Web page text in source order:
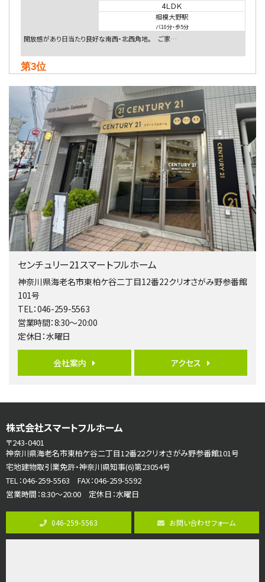
4ＬＤＫ
相模大野駅
バ10分・歩5分
開放感があり日当たり良好な南西・北西角地。 ご家…
第3位
4ＬＤＫ
相模大野駅
バ9分・歩4分
２０１５年６月築、積水ハウス施工住宅です。 南東…
第4位
4,080万円
4ＬＤＫ
淵野辺駅
歩17分
南側道路に面しており日当たり良好。 キッチンから…
第5位
3,680万円
バ19分・ 歩8分
開放感があり日当たり良好な南西・北西角地区画。 …
第6位
4ＳＬＤＫ
海老名駅
さがみ野駅
歩17分
ご家族が集まるLDKは１７．５帖とゆとりある広さ…
第8位
3,598万円
4ＬＤＫ
長後駅
センチュリー21スマートフルホーム
神奈川県海老名市東柏ケ谷二丁目12番22クリオさがみ野参番館
101号
TEL：046-259-5563
営業時間：8:30～20:00
定休日：水曜日
会社案内 アクセス
株式会社スマートフルホーム
〒243-0401
神奈川県海老名市東柏ケ谷二丁目12番22クリオさがみ野参番館101号
宅地建物取引業免許・神奈川県知事(6)第23054号
TEL：046-259-5563 FAX：046-259-5592
営業時間：8:30～20:00 定休日：水曜日
046-259-5563 お問い合わせフォーム